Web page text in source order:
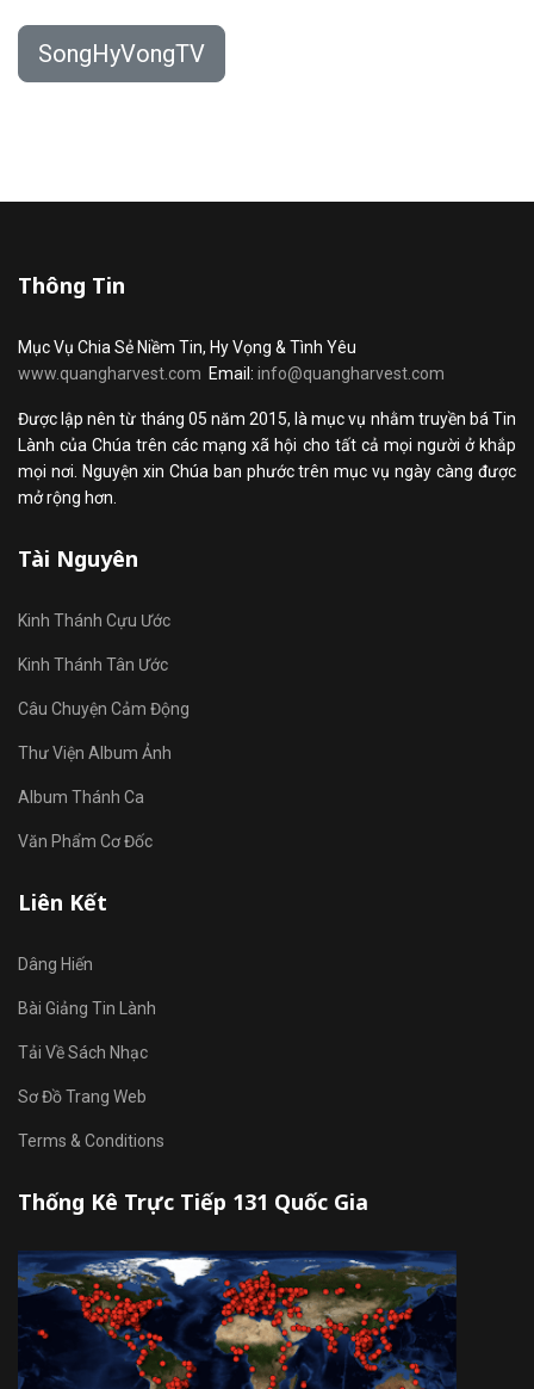
SongHyVongTV
Thông Tin
Mục Vụ Chia Sẻ Niềm Tin, Hy Vọng & Tình Yêu
www.quangharvest.com Email: info@quangharvest.com
Được lập nên từ tháng 05 năm 2015, là mục vụ nhằm truyền bá Tin
Lành của Chúa trên các mạng xã hội cho tất cả mọi người ở khắp
mọi nơi. Nguyện xin Chúa ban phước trên mục vụ ngày càng được
mở rộng hơn.
Tài Nguyên
Kinh Thánh Cựu Ước
Kinh Thánh Tân Ước
Câu Chuyện Cảm Động
Thư Viện Album Ảnh
Album Thánh Ca
Văn Phẩm Cơ Đốc
Liên Kết
Dâng Hiến
Bài Giảng Tin Lành
Tải Về Sách Nhạc
Sơ Đồ Trang Web
Terms & Conditions
Thống Kê Trực Tiếp 131 Quốc Gia